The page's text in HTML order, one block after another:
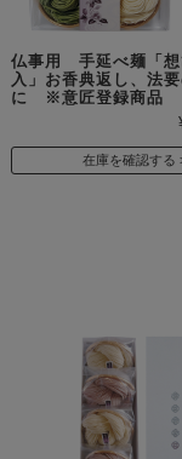
仏事用 手延べ麺「想
入」お香典返し、法
に ※意匠登録商品
在庫を確認する